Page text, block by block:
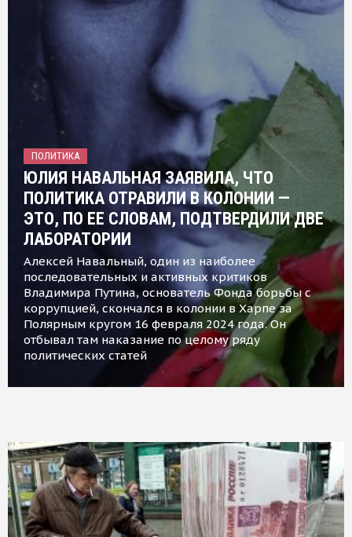
ПОЛИТИКА
ЮЛИЯ НАВАЛЬНАЯ ЗАЯВИЛА, ЧТО
ПОЛИТИКА ОТРАВИЛИ В КОЛОНИИ —
ЭТО, ПО ЕЕ СЛОВАМ, ПОДТВЕРДИЛИ ДВЕ
ЛАБОРАТОРИИ
Алексей Навальный, один из наиболее
последовательных и активных критиков
Владимира Путина, основатель Фонда борьбы с
коррупцией, скончался в колонии в Харпе за
Полярным кругом 16 февраля 2024 года. Он
отбывал там наказание по целому ряду
политических статей